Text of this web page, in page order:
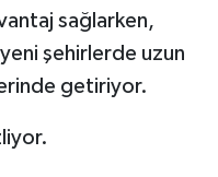
sağlarken,
şehirlerde uzun
getiriyor.